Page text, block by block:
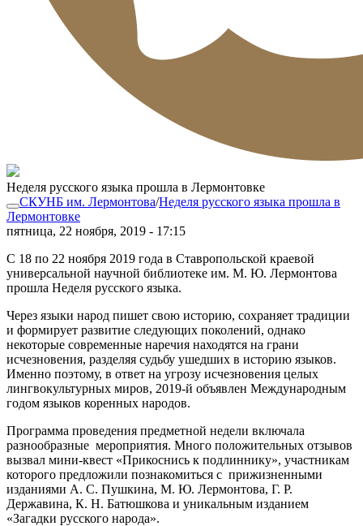
Неделя русского языка прошла в Лермонтовке
СКУНБ им. Лермонтова/Неделя русского языка прошла в
Лермонтовке
пятница, 22 ноября, 2019 - 17:15
С 18 по 22 ноября 2019 года в Ставропольской краевой
универсальной научной библиотеке им. М. Ю. Лермонтова
прошла Неделя русского языка.
Через языки народ пишет свою историю, сохраняет традиции
и формирует развитие следующих поколений, однако
некоторые современные наречия находятся на грани
исчезновения, разделяя судьбу ушедших в историю языков.
Именно поэтому, в ответ на угрозу исчезновения целых
лингвокультурных миров, 2019-й объявлен Международным
годом языков коренных народов.
Программа проведения предметной недели включала
разнообразные мероприятия. Много положительных отзывов
вызвал мини-квест «Прикоснись к подлиннику», участникам
которого предложили познакомиться с прижизненными
изданиями А. С. Пушкина, М. Ю. Лермонтова, Г. Р.
Державина, К. Н. Батюшкова и уникальным изданием
«Загадки русского народа».